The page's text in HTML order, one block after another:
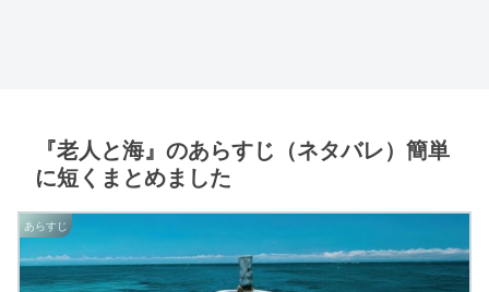
『老人と海』のあらすじ（ネタバレ）簡単
に短くまとめました
あらすじ